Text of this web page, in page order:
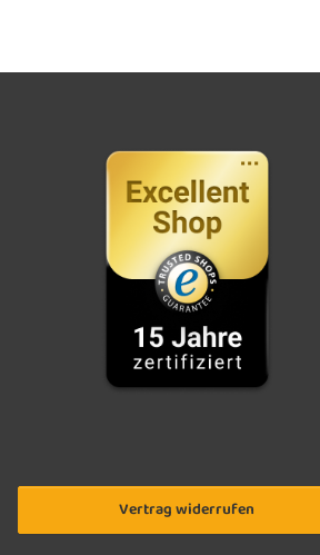
Vertrag widerrufen